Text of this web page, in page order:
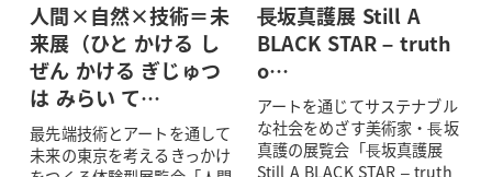
人間×自然×技術＝未
来展（ひと かける し
ぜん かける ぎじゅつ
は みらい て…
最先端技術とアートを通して
未来の東京を考えるきっかけ
⻑坂真護展 Still A
BLACK STAR – truth
o…
アートを通じてサステナブル
な社会をめざす美術家・⻑坂
真護の展覧会「⻑坂真護展
Still A BLACK STAR – truth